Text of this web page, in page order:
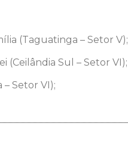
(Taguatinga – Setor V);
(Ceilândia Sul – Setor VI);
Setor VI);